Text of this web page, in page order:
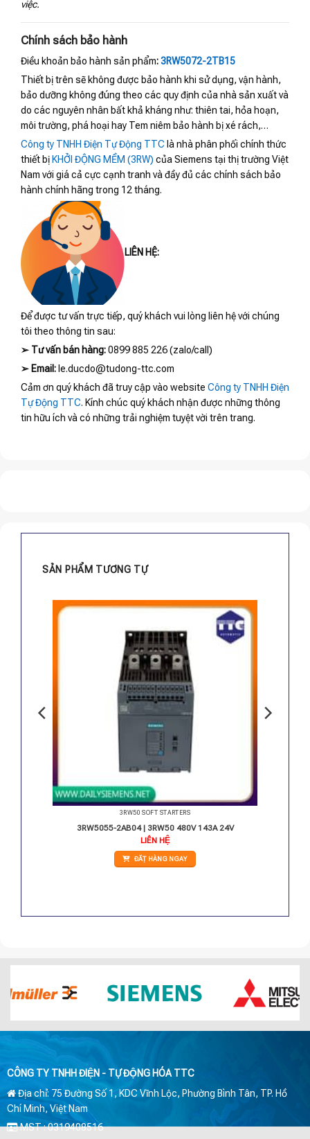
việc.
Chính sách bảo hành
Điều khoản bảo hành sản phẩm:3RW5072-2TB15
Thiết bị trên sẽ không được bảo hành khi sử dụng, vận hành,
bảo dưỡng không đúng theo các quy định của nhà sản xuất và
do các nguyên nhân bất khả kháng như: thiên tai, hỏa hoạn,
môi trường, phá hoại hay Tem niêm bảo hành bị xé rách,…
Công ty TNHH Điện Tự Động TTC là nhà phân phối chính thức
thiết bị KHỞI ĐỘNG MỀM (3RW) của Siemens tại thị trường Việt
Nam với giá cả cực cạnh tranh và đầy đủ các chính sách bảo
hành chính hãng trong 12 tháng.
LIÊN HỆ:
Để được tư vấn trực tiếp, quý khách vui lòng liên hệ với chúng
tôi theo thông tin sau:
➢ Tư vấn bán hàng:0899 885 226 (zalo/call)
➢ Email: le.ducdo@tudong-ttc.com
Cảm ơn quý khách đã truy cập vào website Công ty TNHH Điện
Tự Động TTC. Kính chúc quý khách nhận được những thông
tin hữu ích và có những trải nghiệm tuyệt vời trên trang.
SẢN PHẨM TƯƠNG TỰ
3RW50 SOFT STARTERS
3RW5055-2AB04 | 3RW50 480V 143A 24V
LIÊN HỆ
ĐẶT HÀNG NGAY
CÔNG TY TNHH ĐIỆN - TỰ ĐỘNG HÓA TTC
Địa chỉ: 75 Đường Số 1, KDC Vĩnh Lộc, Phường Bình Tân, TP. Hồ
Chí Minh, Việt Nam
MST : 0319408516